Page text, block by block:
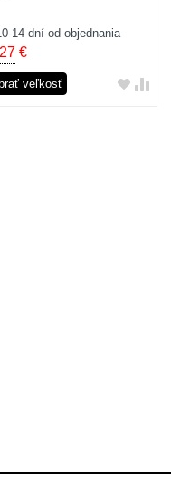
14 dní od objednania
€
veľkosť